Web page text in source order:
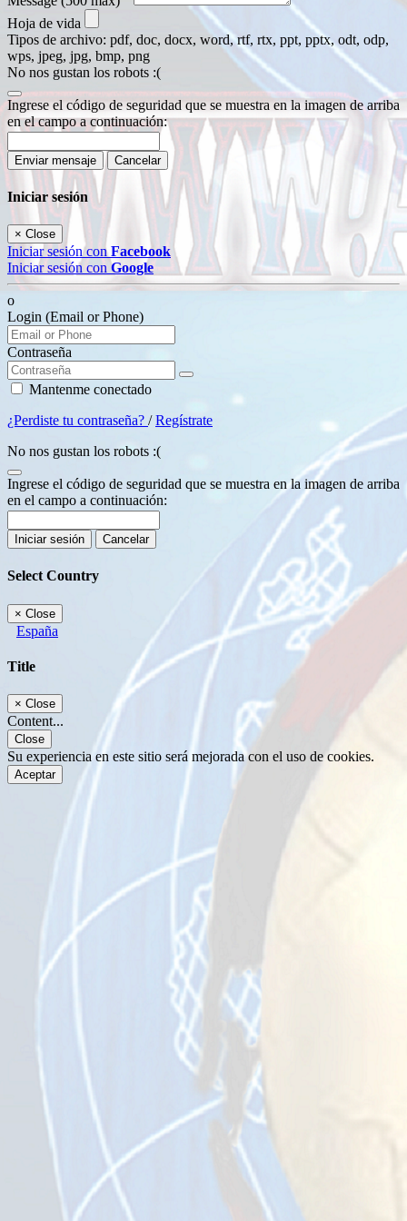
Hoja de vida
Tipos de archivo: pdf, doc, docx, word, rtf, rtx, ppt, pptx, odt, odp,
wps, jpeg, jpg, bmp, png
No nos gustan los robots :(
Ingrese el código de seguridad que se muestra en la imagen de arriba
en el campo a continuación:
Enviar mensaje Cancelar
Iniciar sesión
× Close
Iniciar sesión conFacebook
Iniciar sesión con Google
o
Login (Email or Phone)
Contraseña
Mantenme conectado
¿Perdiste tu contraseña? /Regístrate
No nos gustan los robots :(
Ingrese el código de seguridad que se muestra en la imagen de arriba
en el campo a continuación:
Iniciar sesión Cancelar
Select Country
× Close
España
Title
× Close
Content...
Close
Su experiencia en este sitio será mejorada con el uso de cookies.
Aceptar